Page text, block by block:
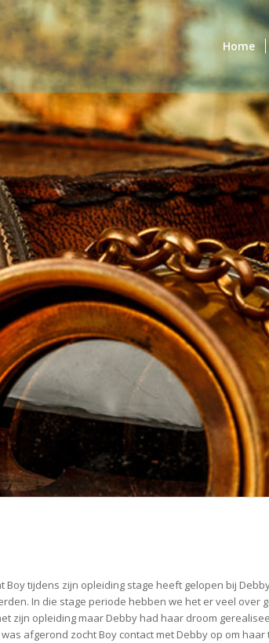
Home
tijdens zijn opleiding stage heeft gelopen bij
In die stage periode hebben we het er veel over
zijn opleiding maar Debby had haar droom
afgerond zocht Boy contact met Debby op om